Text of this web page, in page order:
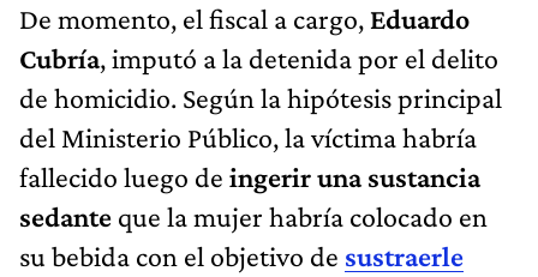
De momento, el fiscal a cargo, Eduardo
Cubría, imputó a la detenida por el delito
de homicidio. Según la hipótesis principal
del Ministerio Público, la víctima habría
fallecido luego de ingerir una sustancia
sedante que la mujer habría colocado en
su bebida con el objetivo de sustraerle